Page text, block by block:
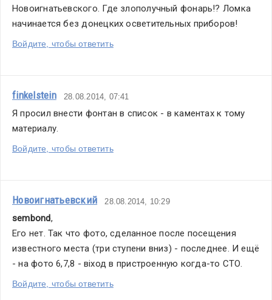
Новоигнатьевского. Где злополучный фонарь!? Ломка
начинается без донецких осветительных приборов!
Войдите, чтобы ответить
finkelstein 28.08.2014, 07:41
Я просил внести фонтан в список - в каментах к тому
материалу.
Войдите, чтобы ответить
Новоигнатьевский 28.08.2014, 10:29
sembond,
Его нет. Так что фото, сделанное после посещения
известного места (три ступени вниз) - последнее. И ещё
- на фото 6,7,8 - віход в пристроенную когда-то СТО.
Войдите, чтобы ответить